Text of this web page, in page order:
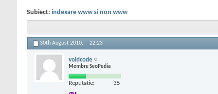
Subiect: indexare www si non www
30th August 2010, 22:23
voidcode
Membru SeoPedia
Reputatie: 35